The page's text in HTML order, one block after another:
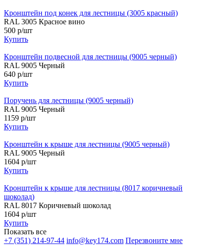
Кронштейн под конек для лестницы (3005 красный)
RAL 3005 Красное вино
500 р/шт
Купить
Кронштейн подвесной для лестницы (9005 черный)
RAL 9005 Черный
640 р/шт
Купить
Поручень для лестницы (9005 черный)
RAL 9005 Черный
1159 р/шт
Купить
Кронштейн к крыше для лестницы (9005 черный)
RAL 9005 Черный
1604 р/шт
Купить
Кронштейн к крыше для лестницы (8017 коричневый
шоколад)
RAL 8017 Коричневый шоколад
1604 р/шт
Купить
Показать все
+7 (351) 214-97-44 info@key174.com Перезвоните мне